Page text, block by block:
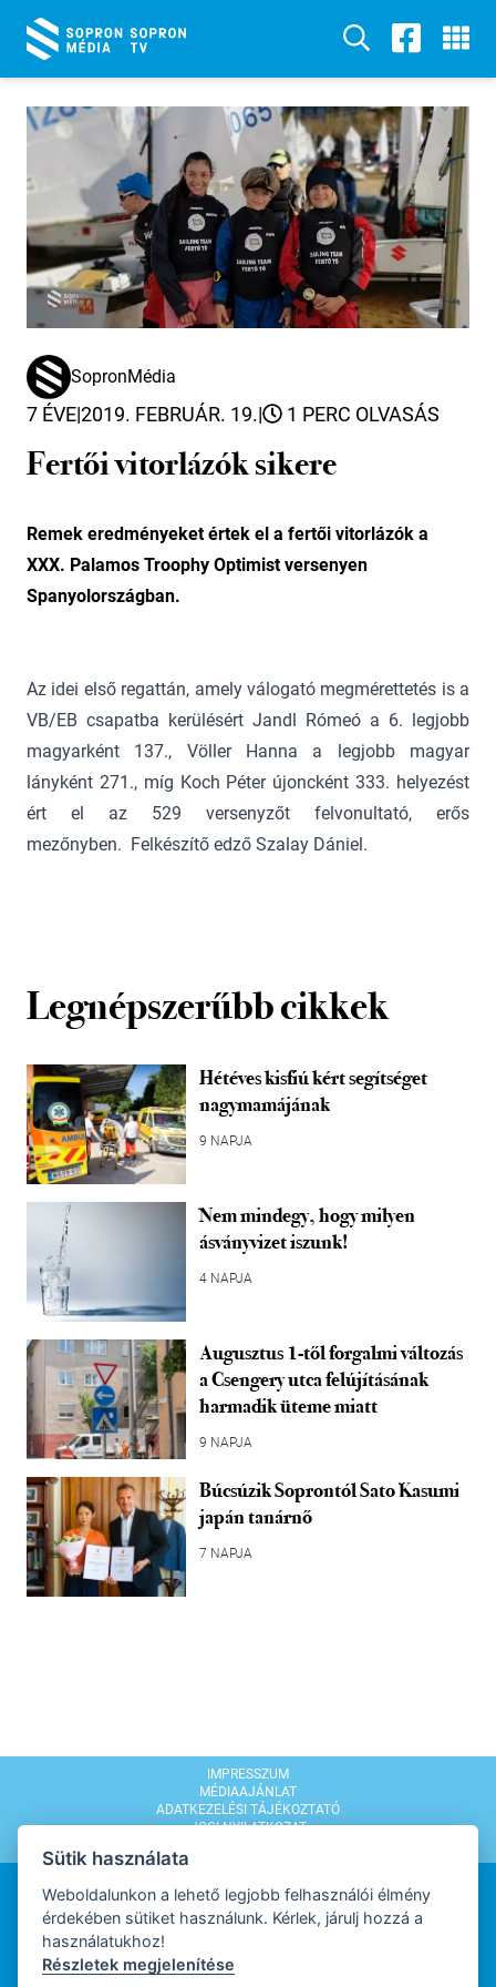
SopronMédia
7 ÉVE|2019. FEBRUÁR. 19.| 1 PERC OLVASÁS
Fertői vitorlázók sikere
Remek eredményeket értek el a fertői vitorlázók a
XXX. Palamos Troophy Optimist versenyen
Spanyolországban.
Az idei első regattán, amely válogató megmérettetés is a
VB/EB csapatba kerülésért Jandl Rómeó a 6. legjobb
magyarként 137., Völler Hanna a legjobb magyar
lányként 271., míg Koch Péter újoncként 333. helyezést
ért el az 529 versenyzőt felvonultató, erős
mezőnyben. Felkészítő edző Szalay Dániel.
Legnépszerűbb cikkek
Hétéves kisfiú kért segítséget
nagymamájának
9 NAPJA
Nem mindegy, hogy milyen
ásványvizet iszunk!
4 NAPJA
Augusztus 1-től forgalmi változás
a Csengery utca felújításának
harmadik üteme miatt
9 NAPJA
Búcsúzik Soprontól Sato Kasumi
japán tanárnő
7 NAPJA
IMPRESSZUM
MÉDIAAJÁNLAT
ADATKEZELÉSI TÁJÉKOZTATÓ
JOGI NYILATKOZAT
WEBDESIGN
Sütik használata
Weboldalunkon a lehető legjobb felhasználói élmény
érdekében sütiket használunk. Kérlek, járulj hozzá a
használatukhoz!
Részletek megjelenítése